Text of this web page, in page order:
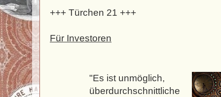
+++ Türchen 21 +++
Für Investoren
"Es ist unmöglich,
überdurchschnittliche